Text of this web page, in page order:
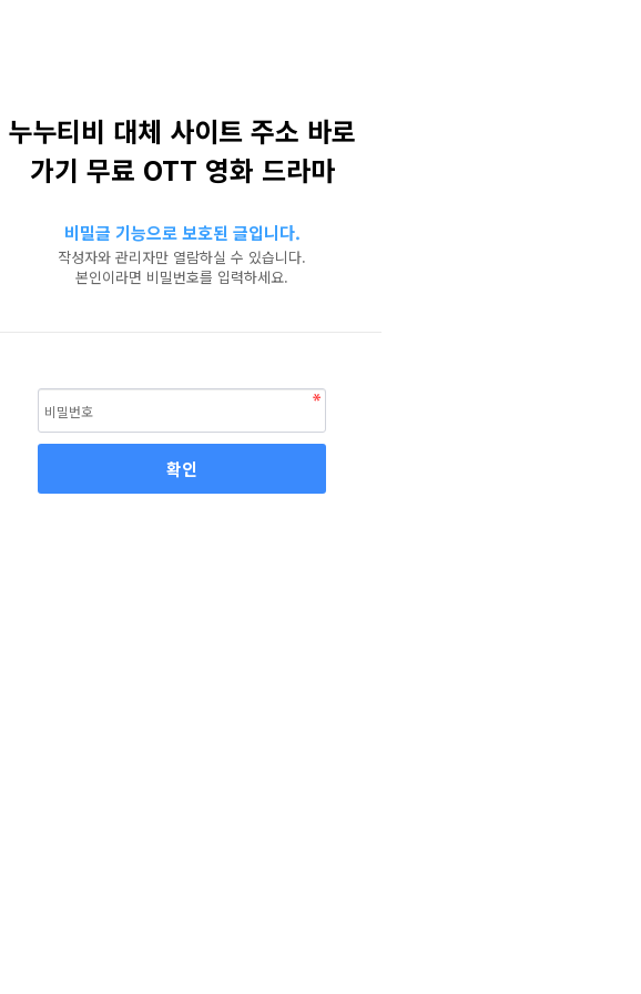
누누티비 대체 사이트 주소 바로
가기 무료 OTT 영화 드라마
비밀글 기능으로 보호된 글입니다.
작성자와 관리자만 열람하실 수 있습니다.
본인이라면 비밀번호를 입력하세요.